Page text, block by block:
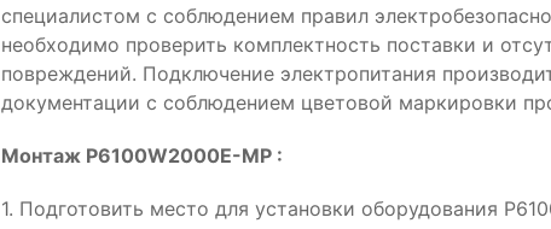
специалистом с соблюдением правил
необходимо проверить комплектность поставки и
повреждений. Подключение электропитания
документации с соблюдением цветовой маркировки
Монтаж P6100W2000E-MP :
1. Подготовить место для установки оборудования